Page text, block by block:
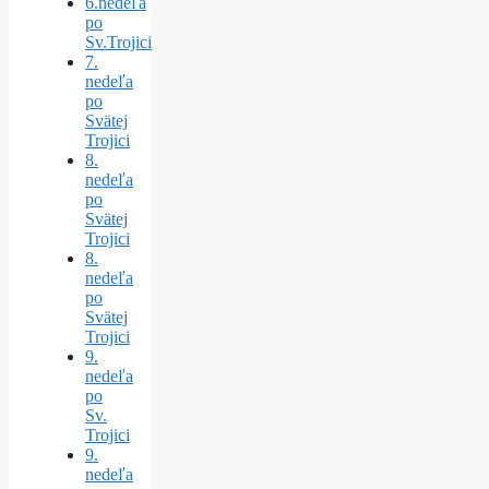
po
Sv.Trojici
7.
nedeľa
po
Svätej
Trojici
8.
nedeľa
po
Svätej
Trojici
8.
nedeľa
po
Svätej
Trojici
9.
nedeľa
po
Sv.
Trojici
9.
nedeľa